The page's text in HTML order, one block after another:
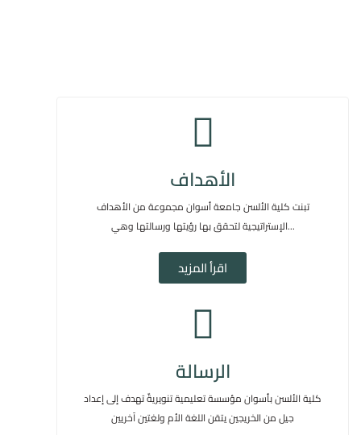
الأهداف
تبنت كلية الألسن جامعة أسوان مجموعة من الأهداف
الإستراتيجية لتحقق بها رؤيتها ورسالتها وهي...
اقرأ المزيد
الرسالة
كلية الألسن بأسوان مؤسسة تعليمية تنويريةٌ تهدف إلى إعداد
جيل من الخريجين يتقن اللغة الأم ولغتين آخريين